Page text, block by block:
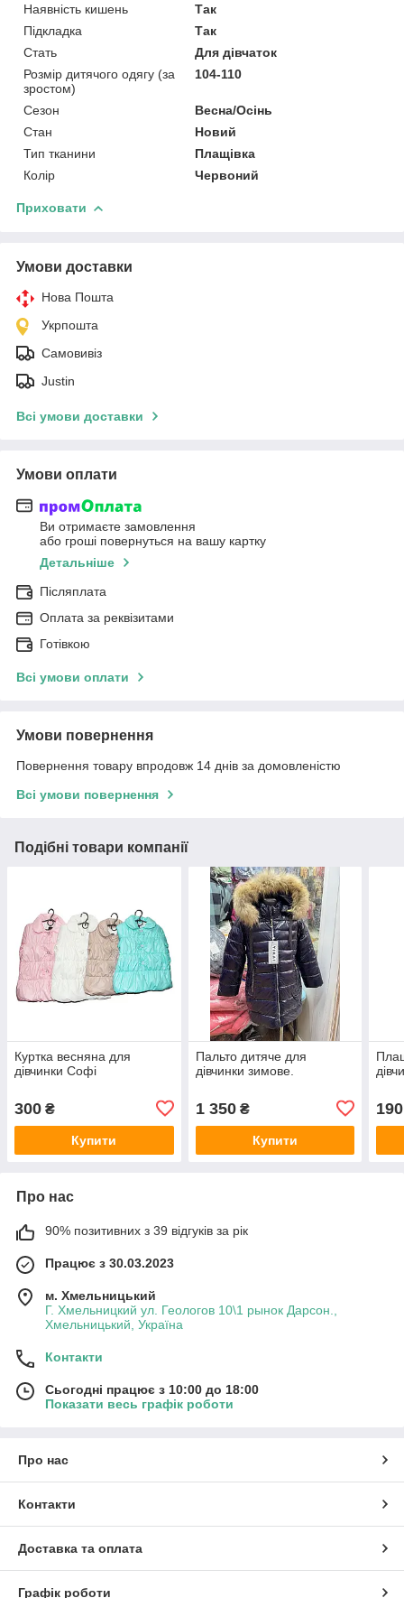
Наявність кишень
Так
Підкладка
Так
Стать
Для дівчаток
Розмір дитячого одягу (за
зростом)
104-110
Сезон
Весна/Осінь
Стан
Новий
Тип тканини
Плащівка
Колір
Червоний
Приховати
Умови доставки
Нова Пошта
Укрпошта
Самовивіз
Justin
Всі умови доставки
Умови оплати
Ви отримаєте замовлення
або гроші повернуться на вашу картку
Детальніше
Післяплата
Оплата за реквізитами
Готівкою
Всі умови оплати
Умови повернення
Повернення товару впродовж 14 днів за домовленістю
Всі умови повернення
Подібні товари компанії
Куртка весняна для
дівчинки Софі
300 ₴
Купити
Пальто дитяче для
дівчинки зимове.
1 350₴
Купити
190
Про нас
90% позитивних з 39 відгуків за рік
Працює з 30.03.2023
м. Хмельницький
Г. Хмельницкий ул. Геологов 10\1 рынок Дарсон.,
Хмельницький, Україна
Контакти
Сьогодні працює з 10:00 до 18:00
Показати весь графік роботи
Про нас
Контакти
Доставка та оплата
Графік роботи